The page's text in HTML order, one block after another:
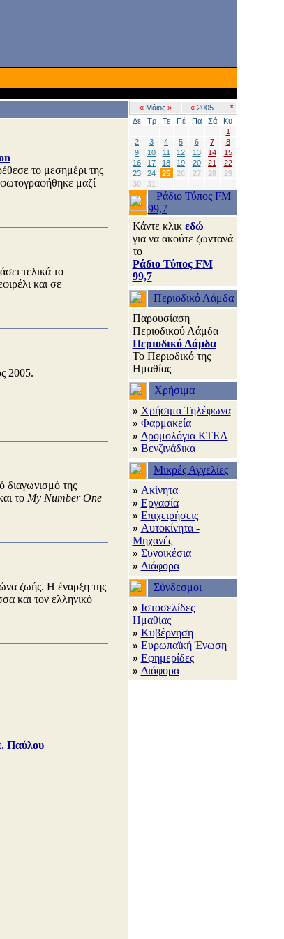
το μεσημέρι της
μαζί
τελικά το
και σε
2005.
διαγωνισμό της
το My Number One
ζωής. Η έναρξη της
και τον ελληνικό
Παύλου
« Μάιος » « 2005
*
Δε
Τρ Τε Πέ Πα Σά
Κυ
1
2
3 4 5 6 7
8
9
10 11 12 13 14
15
16
17 18 19 20 21
22
23
24 25 26 27 28
29
30
31
Ράδιο Τύπος FM
99,7
Κάντε κλικ εδώ
για να ακούτε ζωντανά
το
Ράδιο Τύπος FM
99,7
Περιοδικό Λάμδα
Παρουσίαση
Περιοδικού Λάμδα
Περιοδικό Λάμδα
Το Περιοδικό της
Ημαθίας
Χρήσιμα
» Χρήσιμα Τηλέφωνα
» Φαρμακεία
» Δρομολόγια ΚΤΕΛ
» Βενζινάδικα
Μικρές Αγγελίες
» Ακίνητα
» Εργασία
» Επιχειρήσεις
» Αυτοκίνητα -
Μηχανές
» Συνοικέσια
» Διάφορα
Σύνδεσμοι
» Ιστοσελίδες
Ημαθίας
» Κυβέρνηση
» Ευρωπαϊκή Ένωση
» Εφημερίδες
» Διάφορα